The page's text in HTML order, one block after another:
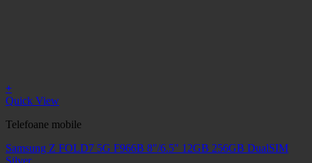
+
Quick View
Telefoane mobile
Samsung Z FOLD7 5G F966B 8"/6.5" 12GB 256GB DualSIM